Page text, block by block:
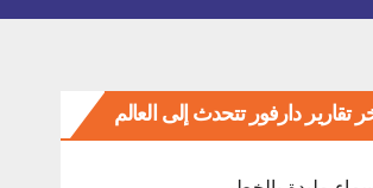
تقارير دارفور تتحدث إلى العالم